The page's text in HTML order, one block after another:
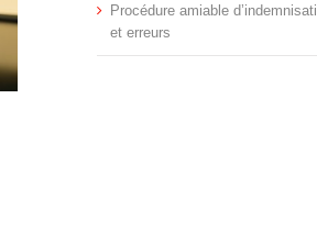
Procédure amiable
et erreurs